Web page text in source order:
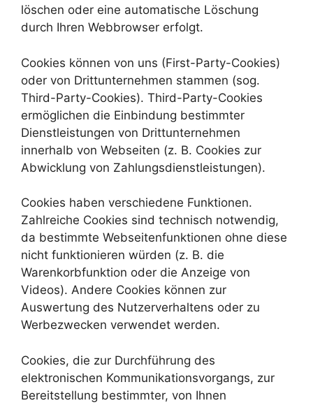
löschen oder eine automatische Löschung
durch Ihren Webbrowser erfolgt.
Cookies können von uns (First-Party-Cookies)
oder von Drittunternehmen stammen (sog.
Third-Party-Cookies). Third-Party-Cookies
ermöglichen die Einbindung bestimmter
Dienstleistungen von Drittunternehmen
innerhalb von Webseiten (z. B. Cookies zur
Abwicklung von Zahlungsdienstleistungen).
Cookies haben verschiedene Funktionen.
Zahlreiche Cookies sind technisch notwendig,
da bestimmte Webseitenfunktionen ohne diese
nicht funktionieren würden (z. B. die
Warenkorbfunktion oder die Anzeige von
Videos). Andere Cookies können zur
Auswertung des Nutzerverhaltens oder zu
Werbezwecken verwendet werden.
Cookies, die zur Durchführung des
elektronischen Kommunikationsvorgangs, zur
Bereitstellung bestimmter, von Ihnen